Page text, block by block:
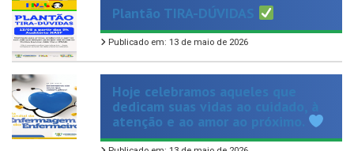
Publicado em: 13 de maio de 2026
Hoje celebramos aqueles que
dedicam suas vidas ao cuidado, à
atenção e ao amor ao próximo.
Publicado em: 13 de maio de 2026